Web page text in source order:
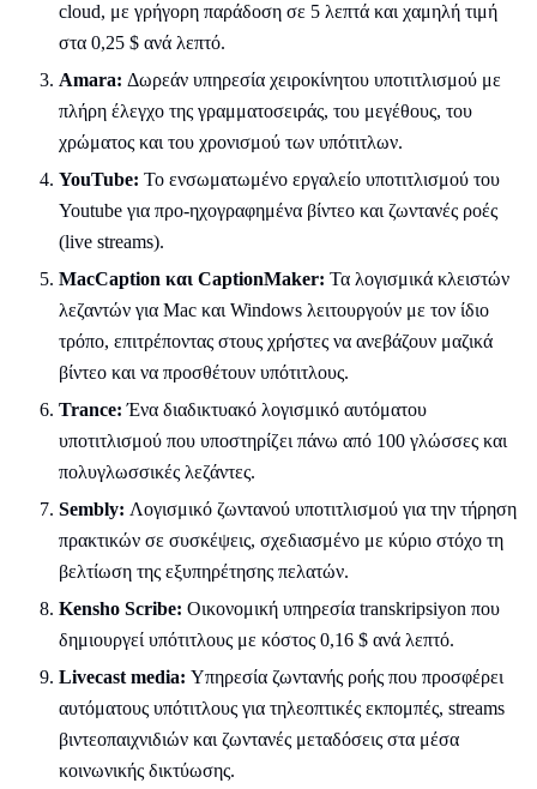
cloud, με γρήγορη παράδοση σε 5 λεπτά και χαμηλή τιμή
στα 0,25 $ ανά λεπτό.
Amara: Δωρεάν υπηρεσία χειροκίνητου υποτιτλισμού με
πλήρη έλεγχο της γραμματοσειράς, του μεγέθους, του
χρώματος και του χρονισμού των υπότιτλων.
YouTube: Το ενσωματωμένο εργαλείο υποτιτλισμού του
Youtube για προ-ηχογραφημένα βίντεο και ζωντανές ροές
(live streams).
MacCaption και CaptionMaker: Τα λογισμικά κλειστών
λεζαντών για Mac και Windows λειτουργούν με τον ίδιο
τρόπο, επιτρέποντας στους χρήστες να ανεβάζουν μαζικά
βίντεο και να προσθέτουν υπότιτλους.
Trance: Ένα διαδικτυακό λογισμικό αυτόματου
υποτιτλισμού που υποστηρίζει πάνω από 100 γλώσσες και
πολυγλωσσικές λεζάντες.
Sembly: Λογισμικό ζωντανού υποτιτλισμού για την τήρηση
πρακτικών σε συσκέψεις, σχεδιασμένο με κύριο στόχο τη
βελτίωση της εξυπηρέτησης πελατών.
Kensho Scribe: Οικονομική υπηρεσία transkripsiyon που
δημιουργεί υπότιτλους με κόστος 0,16 $ ανά λεπτό.
Livecast media: Υπηρεσία ζωντανής ροής που προσφέρει
αυτόματους υπότιτλους για τηλεοπτικές εκπομπές, streams
βιντεοπαιχνιδιών και ζωντανές μεταδόσεις στα μέσα
κοινωνικής δικτύωσης.